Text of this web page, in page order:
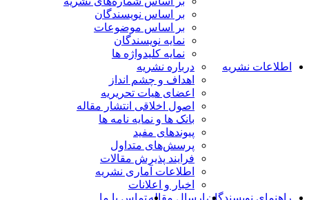
بر اساس نویسندگان
بر اساس موضوعات
نمایه نویسندگان
نمایه کلیدواژه ها
اطلاعات نشریه
درباره نشریه
اهداف و چشم انداز
اعضای هیات تحریریه
اصول اخلاقی انتشار مقاله
بانک ها و نمایه نامه ها
پیوندهای مفید
پرسش‌های متداول
فرایند پذیرش مقالات
اطلاعات آماری نشریه
اخبار و اعلانات